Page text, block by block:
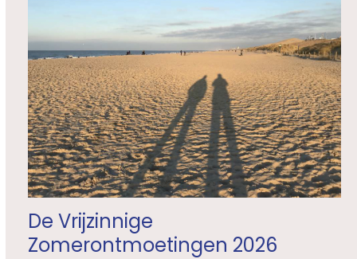
De Vrijzinnige
Zomerontmoetingen 2026